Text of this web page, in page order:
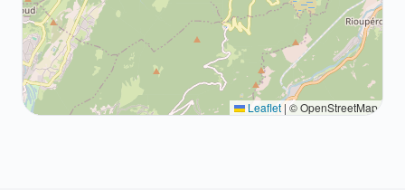
Leaflet | © OpenStreetMap